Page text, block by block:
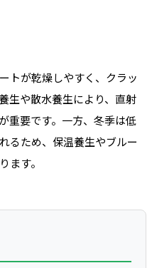
トが乾燥しやすく、クラッ
生や散水養生により、直射
重要です。一方、冬季は低
るため、保温養生やブルー
ます。